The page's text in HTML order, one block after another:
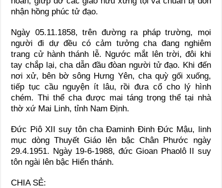
nhận hồng phúc tử đạo.
Ngày 05.11.1858, trên đường ra pháp trường, mọi
người đi dự đều có cảm tưởng cha đang nghiêm
trang cử hành thánh lễ. Ngước mắt lên trời, đôi khi
tay chắp lại, cha dẫn đầu đòan người tử đạo. Khi đến
nơi xử, bên bờ sông Hưng Yên, cha quỳ gối xuống,
tiếp tục cầu nguyện ít lâu, rồi đưa cổ cho lý hình
chém. Thi thể cha được mai táng trọng thể tại nhà
thờ xứ Mai Linh, tỉnh Nam Định.
Đức Piô XII suy tôn cha Đaminh Đinh Đức Mậu, linh
mục dòng Thuyết Giáo lên bậc Chân Phước ngày
29.4.1951. Ngày 19-6-1988, đức Gioan Phaolô II suy
tôn ngài lên bậc Hiển thánh.
CHIA SẺ: